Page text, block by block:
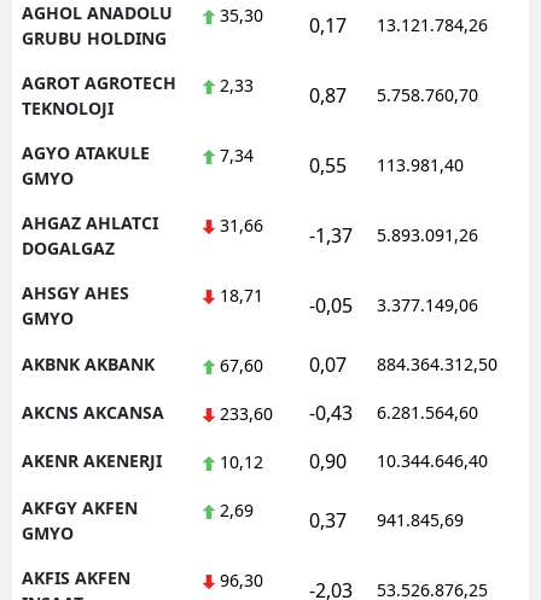
AGHOL ANADOLU
GRUBU HOLDING
35,30 0,17 13.121.784,26
AGROT AGROTECH
TEKNOLOJI
2,33 0,87 5.758.760,70
AGYO ATAKULE
GMYO
7,34 0,55 113.981,40
AHGAZ AHLATCI
DOGALGAZ
31,66 -1,37 5.893.091,26
AHSGY AHES
GMYO
18,71 -0,05 3.377.149,06
AKBNK AKBANK 67,60 0,07 884.364.312,50
AKCNS AKCANSA 233,60 -0,43 6.281.564,60
AKENR AKENERJI 10,12 0,90 10.344.646,40
AKFGY AKFEN
GMYO
2,69 0,37 941.845,69
AKFIS AKFEN
96,30 -2,03 53.526.876,25